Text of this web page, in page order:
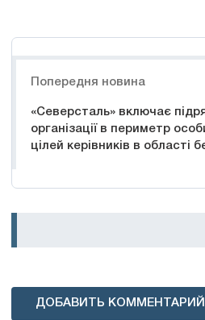
Попередня новина
«Северсталь» включає
організації в периметр
цілей керівників в області
ДОБАВИТЬ КОММЕНТАРИЙ